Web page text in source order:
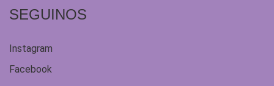
SEGUINOS
Instagram
Facebook